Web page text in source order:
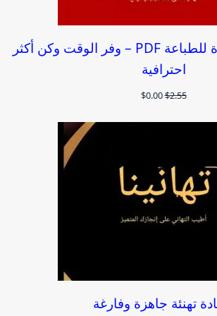
شهادة تقدير جاهزة للطباعة PDF – وفر الوقت وكن أكثر
احترافية
$2.55 السعر
هو:
$0.00 السعر
هو:
تهنئة جاهزة وفارغة